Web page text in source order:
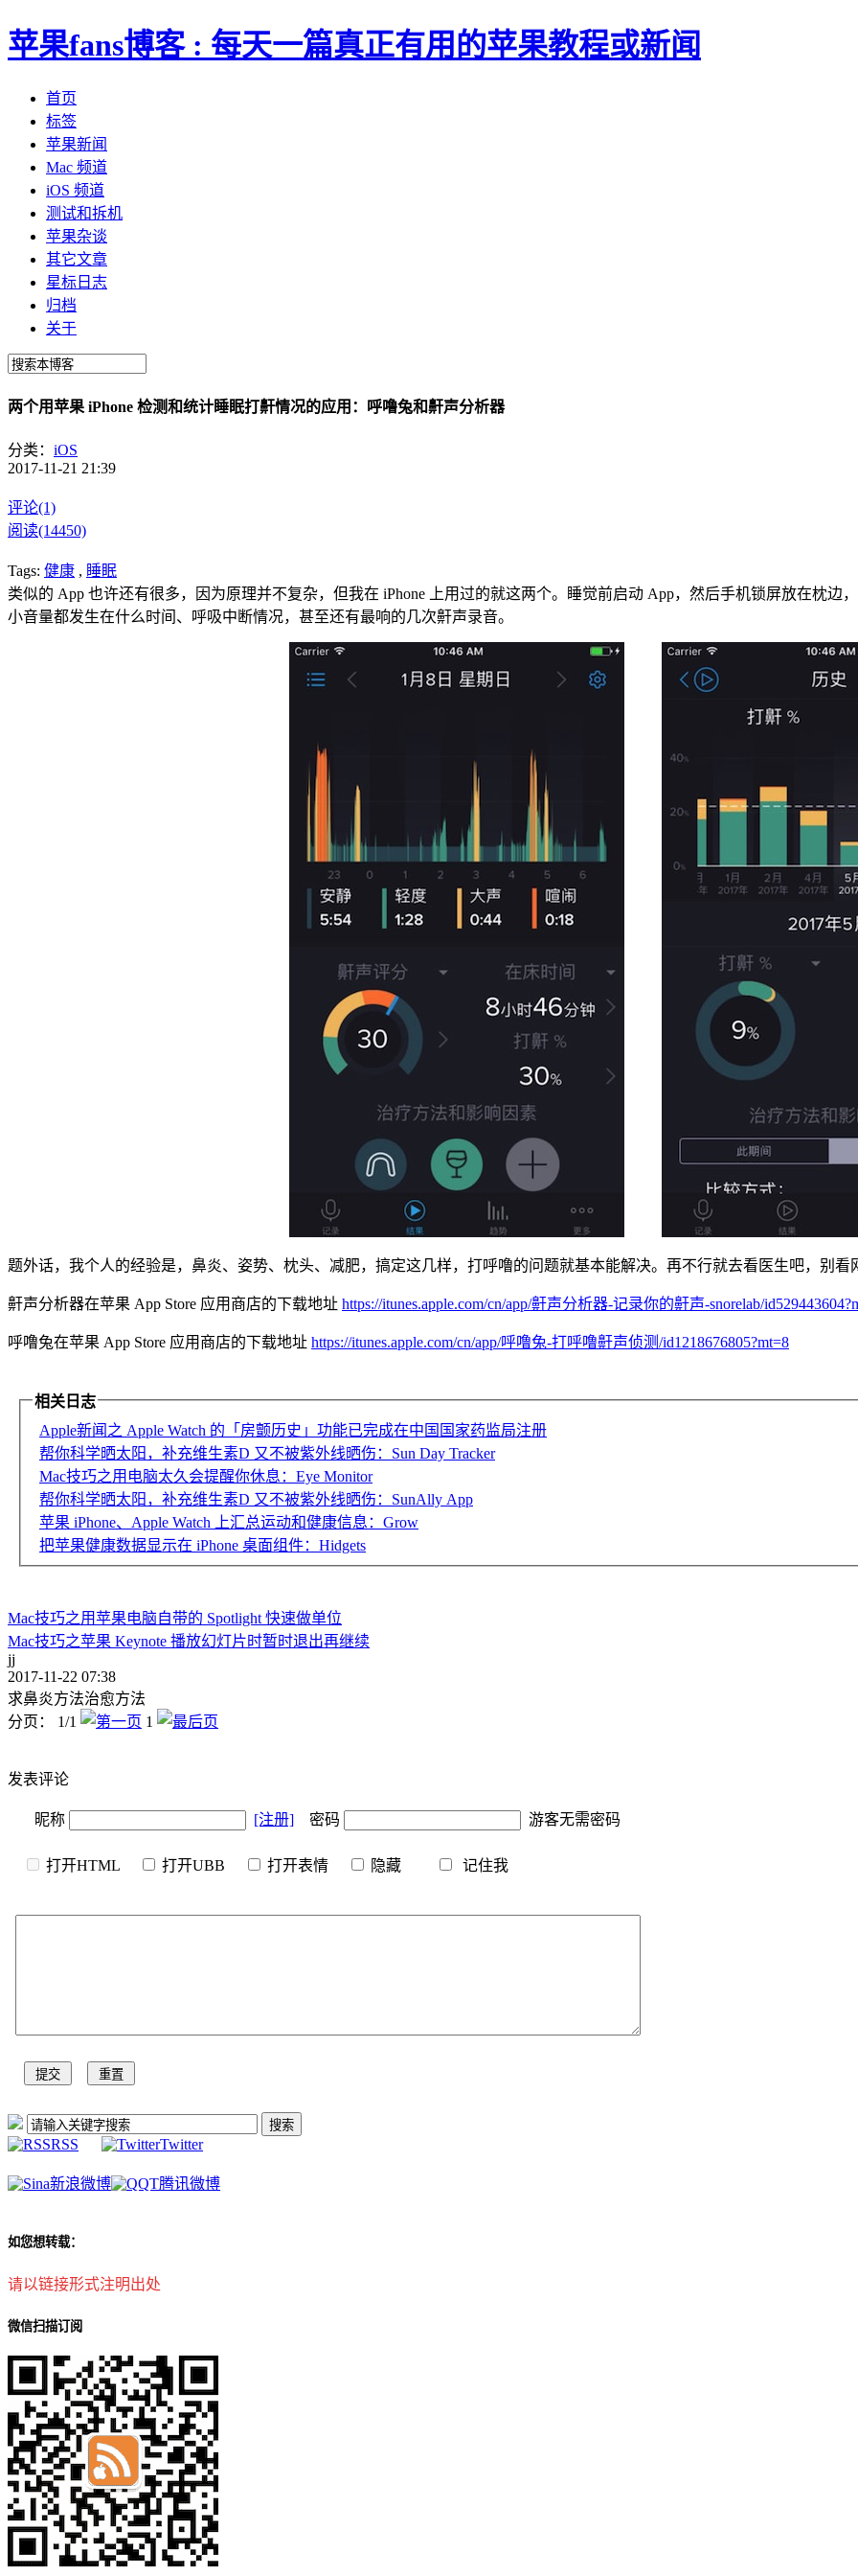
苹果fans博客 : 每天一篇真正有用的苹果教程或新闻
首页
标签
苹果新闻
Mac 频道
iOS 频道
测试和拆机
苹果杂谈
其它文章
星标日志
归档
关于
两个用苹果 iPhone 检测和统计睡眠打鼾情况的应用：呼噜兔和鼾声分析器
分类： iOS
2017-11-21 21:39
评论(1)
阅读(14450)
Tags: 健康 , 睡眠
类似的 App 也许还有很多，因为原理并不复杂，但我在 iPhone 上用过的就这两个。睡觉前启动 App，然后手机锁屏放在枕
小音量都发生在什么时间、呼吸中断情况，甚至还有最响的几次鼾声录音。
题外话，我个人的经验是，鼻炎、姿势、枕头、减肥，搞定这几样，打呼噜的问题就基本能解决。再不行就去看医生吧，别看
鼾声分析器在苹果 App Store 应用商店的下载地址 https://itunes.apple.com/cn/app/鼾声分析器-记录你的鼾声-snorelab/
呼噜兔在苹果 App Store 应用商店的下载地址 https://itunes.apple.com/cn/app/呼噜兔-打呼噜鼾声侦测/id1218676805?mt=8
相关日志
Apple新闻之 Apple Watch 的「房颤历史」功能已完成在中国国家药监局注册
帮你科学晒太阳，补充维生素D 又不被紫外线晒伤：Sun Day Tracker
Mac技巧之用电脑太久会提醒你休息：Eye Monitor
帮你科学晒太阳，补充维生素D 又不被紫外线晒伤：SunAlly App
苹果 iPhone、Apple Watch 上汇总运动和健康信息：Grow
把苹果健康数据显示在 iPhone 桌面组件：Hidgets
Mac技巧之用苹果电脑自带的 Spotlight 快速做单位
Mac技巧之苹果 Keynote 播放幻灯片时暂时退出再继续
jj
2017-11-22 07:38
求鼻炎方法治愈方法
分页： 1/1
1
发表评论
昵称 [注册] 密码 游客无需密码
打开HTML 打开UBB 打开表情 隐藏 记住我
RSS Twitter
新浪微博 腾讯微博
如您想转载：
请以链接形式注明出处
微信扫描订阅